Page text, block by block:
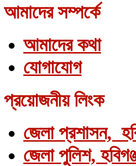
আমাদের সম্পর্কে
আমাদের কথা
যোগাযোগ
প্রয়োজনীয় লিংক
জেলা প্রশাসন,
জেলা পুলিশ,